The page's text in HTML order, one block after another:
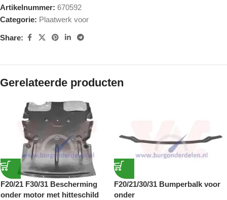
Artikelnummer: 670592
Categorie: Plaatwerk voor
Share:
Gerelateerde producten
F20/21 F30/31 Bescherming
onder motor met hitteschild
F20/21/30/31 Bumperbalk voor
onder